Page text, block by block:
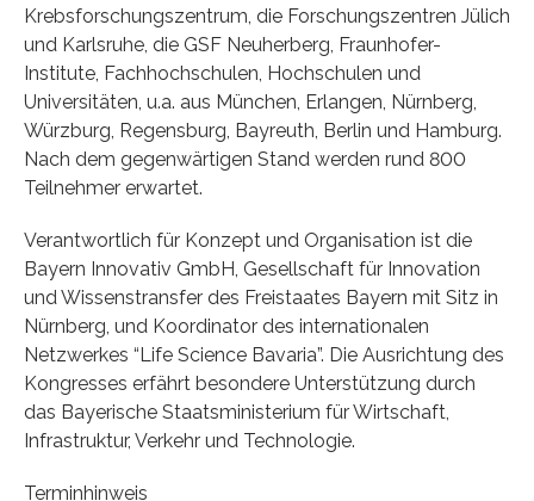
Krebsforschungszentrum, die Forschungszentren Jülich
und Karlsruhe, die GSF Neuherberg, Fraunhofer-
Institute, Fachhochschulen, Hochschulen und
Universitäten, u.a. aus München, Erlangen, Nürnberg,
Würzburg, Regensburg, Bayreuth, Berlin und Hamburg.
Nach dem gegenwärtigen Stand werden rund 800
Teilnehmer erwartet.
Verantwortlich für Konzept und Organisation ist die
Bayern Innovativ GmbH, Gesellschaft für Innovation
und Wissenstransfer des Freistaates Bayern mit Sitz in
Nürnberg, und Koordinator des internationalen
Netzwerkes “Life Science Bavaria”. Die Ausrichtung des
Kongresses erfährt besondere Unterstützung durch
das Bayerische Staatsministerium für Wirtschaft,
Infrastruktur, Verkehr und Technologie.
Terminhinweis